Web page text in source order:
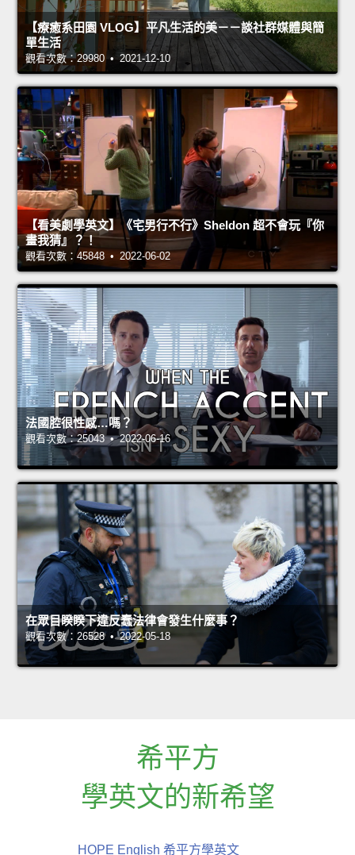
【療癒系田園 VLOG】平凡生活的美－－談社群媒體與簡
單生活
觀看次數：29980 • 2021-12-10
【看美劇學英文】《宅男行不行》Sheldon 超不會玩『你
畫我猜』？！
觀看次數：45848 • 2022-06-02
法國腔很性感…嗎？
觀看次數：25043 • 2022-06-16
在眾目睽睽下違反蠢法律會發生什麼事？
觀看次數：26528 • 2022-05-18
希平方
學英文的新希望
HOPE English 希平方學英文